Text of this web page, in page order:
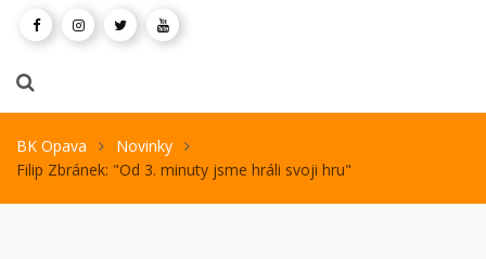
BK Opava
Novinky
Filip Zbránek: "Od 3. minuty jsme hráli svoji hru"